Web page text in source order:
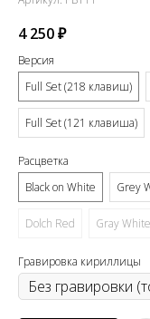
4 250₽
Версия
Full Set (218 клавиш)
Full Set (121 клавиша)
Расцветка
Black on White
Grey
Dolch Red Gray
Гравировка кириллицы